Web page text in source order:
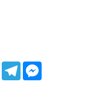
WhatsApp
Telegram